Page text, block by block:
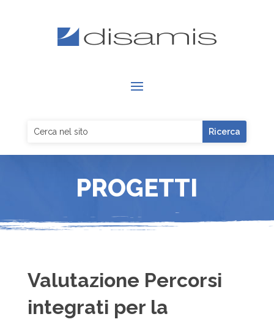
PROGETTI
Valutazione Percorsi
integrati per la